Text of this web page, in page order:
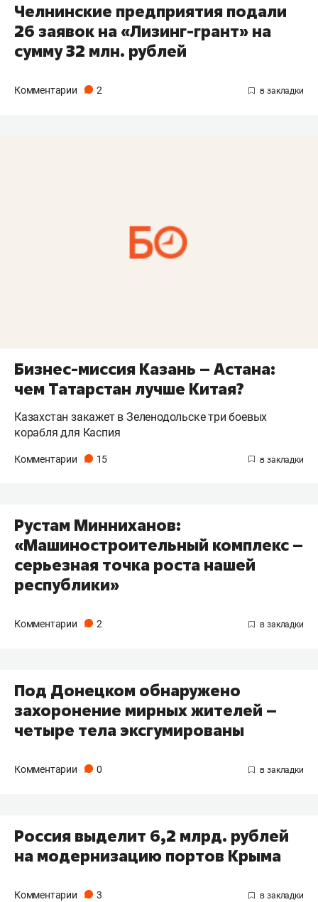
Челнинские предприятия подали
26 заявок на «Лизинг-грант» на
сумму 32 млн. рублей
Комментарии 2
Бизнес-миссия Казань – Астана:
чем Татарстан лучше Китая?
Казахстан закажет в Зеленодольске три боевых
корабля для Каспия
Комментарии 15
Рустам Минниханов:
«Машиностроительный комплекс –
серьезная точка роста нашей
республики»
Комментарии 2
Под Донецком обнаружено
захоронение мирных жителей –
четыре тела эксгумированы
Комментарии 0
Россия выделит 6,2 млрд. рублей
на модернизацию портов Крыма
Комментарии 3